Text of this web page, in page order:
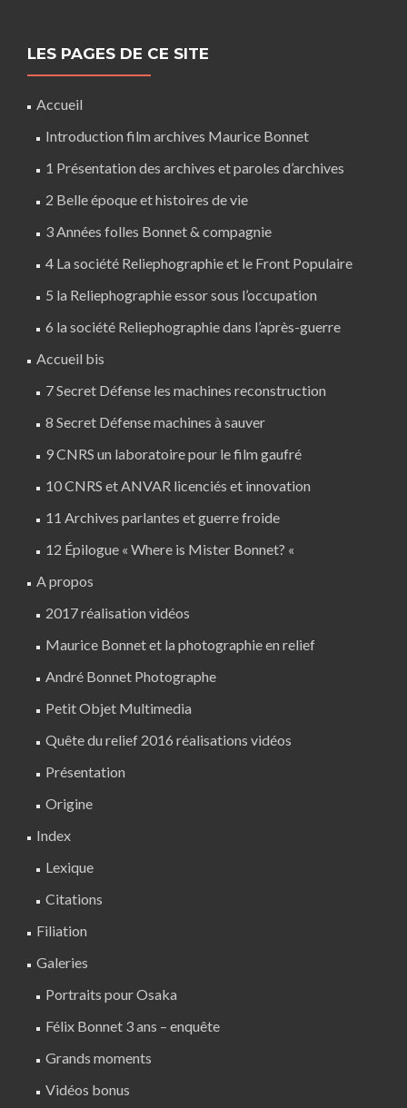
LES PAGES DE CE SITE
Accueil
Introduction film archives Maurice Bonnet
1 Présentation des archives et paroles d’archives
2 Belle époque et histoires de vie
3 Années folles Bonnet & compagnie
4 La société Reliephographie et le Front Populaire
5 la Reliephographie essor sous l’occupation
6 la société Reliephographie dans l’après-guerre
Accueil bis
7 Secret Défense les machines reconstruction
8 Secret Défense machines à sauver
9 CNRS un laboratoire pour le film gaufré
10 CNRS et ANVAR licenciés et innovation
11 Archives parlantes et guerre froide
12 Épilogue « Where is Mister Bonnet? «
A propos
2017 réalisation vidéos
Maurice Bonnet et la photographie en relief
André Bonnet Photographe
Petit Objet Multimedia
Quête du relief 2016 réalisations vidéos
Présentation
Origine
Index
Lexique
Citations
Filiation
Galeries
Portraits pour Osaka
Félix Bonnet 3 ans – enquête
Grands moments
Vidéos bonus